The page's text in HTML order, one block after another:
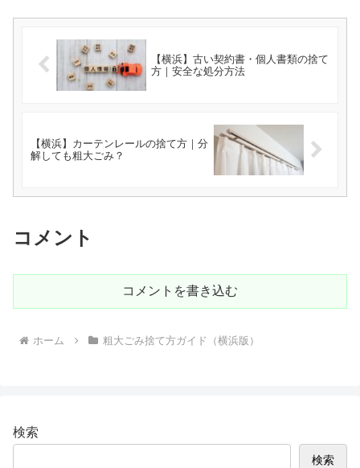
【横浜】古い契約書・個人書類の捨て
方｜安全な処分方法
【横浜】カーテンレールの捨て方｜分
解しても粗大ごみ？
コメント
コメントを書き込む
ホーム 粗大ごみ捨て方ガイド（横浜版）
検索
検索